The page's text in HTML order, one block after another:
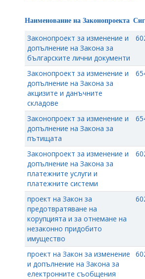
Наименование на Законопроекта
Законопроект за изменение и
допълнение на Закона за
българските лични документи
Законопроект за изменение и
допълнение на Закона за
акцизите и данъчните
складове
Законопроект за изменение и
допълнение на Закона за
пътищата
Законопроект за изменение и
допълнение на Закона за
платежните услуги и
платежните системи
проект на Закон за
предотвратяване на
корупцията и за отнемане на
незаконно придобито
имущество
проект на Закон за изменение
и допълнение на Закона за
електронните съобщения